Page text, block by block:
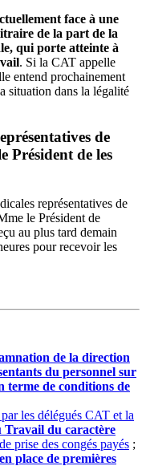
face à une
de la part de la
qui porte atteinte à
. Si la CAT appelle
entend prochainement
situation dans la légalité
de
Président de les
représentatives de
le Président de
au plus tard demain
pour recevoir les
de la direction
du personnel sur
terme de conditions de
les délégués CAT et la
Travail du caractère
de prise des congés payés ;
place de premières